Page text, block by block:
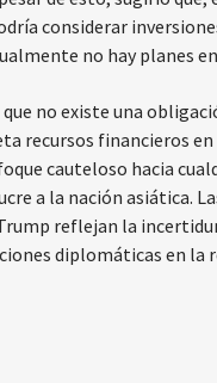
considerar
no hay planes
no existe una
recursos financieros
cauteloso hacia
a la nación asiática.
reflejan la
diplomáticas en la